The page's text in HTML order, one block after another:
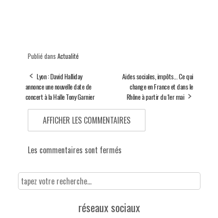
Publié dans Actualité
Lyon : David Halliday
annonce une nouvelle date de
concert à la Halle Tony Garnier
Aides sociales, impôts... Ce qui
change en France et dans le
Rhône à partir du 1er mai
AFFICHER LES COMMENTAIRES
Les commentaires sont fermés
réseaux sociaux